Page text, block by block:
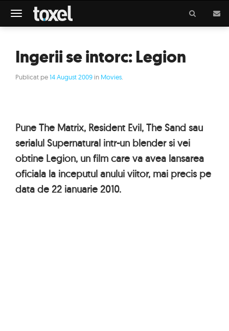
Meniu
Ingerii se intorc: Legion
Publicat pe14 August 2009 in Movies
Pune The Matrix, Resident Evil, The Sand sau
serialul Supernatural intr-un blender si vei
obtine Legion, un film care va avea lansarea
oficiala la inceputul anului viitor, mai precis pe
data de 22 ianuarie 2010.